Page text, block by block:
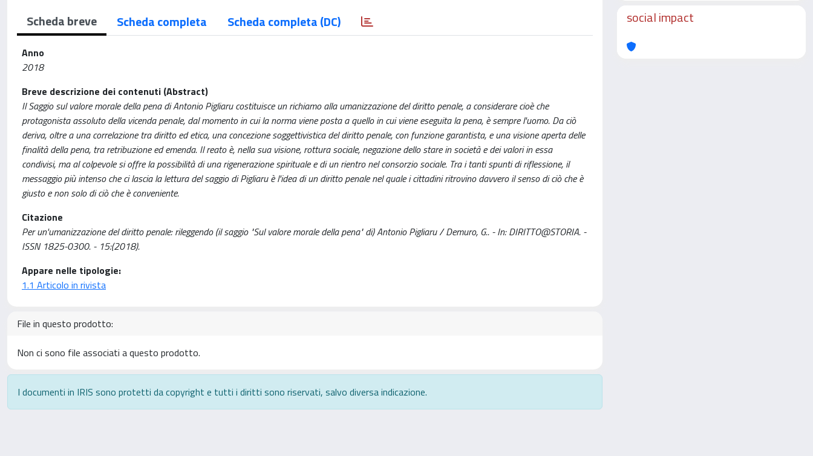
Scheda breve Scheda completa Scheda completa (DC)
Anno
2018
Breve descrizione dei contenuti (Abstract)
Il Saggio sul valore morale della pena di Antonio Pigliaru costituisce un richiamo alla umanizzazione del diritto penale, a considerare cioè che
protagonista assoluto della vicenda penale, dal momento in cui la norma viene posta a quello in cui viene eseguita la pena, è sempre l'uomo. Da ciò
deriva, oltre a una correlazione tra diritto ed etica, una concezione soggettivistica del diritto penale, con funzione garantista, e una visione aperta delle
finalità della pena, tra retribuzione ed emenda. Il reato è, nella sua visione, rottura sociale, negazione dello stare in società e dei valori in essa
condivisi, ma al colpevole si offre la possibilità di una rigenerazione spirituale e di un rientro nel consorzio sociale. Tra i tanti spunti di riflessione, il
messaggio più intenso che ci lascia la lettura del saggio di Pigliaru è l'idea di un diritto penale nel quale i cittadini ritrovino davvero il senso di ciò che è
giusto e non solo di ciò che è conveniente.
Citazione
Per un'umanizzazione del diritto penale: rileggendo (il saggio "Sul valore morale della pena" di) Antonio Pigliaru / Demuro, G.. - In: DIRITTO@STORIA. -
ISSN 1825-0300. - 15:(2018).
Appare nelle tipologie:
1.1 Articolo in rivista
File in questo prodotto:
Non ci sono file associati a questo prodotto.
I documenti in IRIS sono protetti da copyright e tutti i diritti sono riservati, salvo diversa indicazione.
social impact